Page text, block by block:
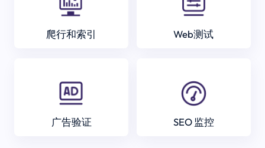
爬行和索引 Web测试
广告验证 SEO 监控